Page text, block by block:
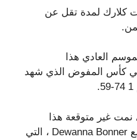
كلارك لمدة تقل عن
في الموسم العادي هذا
نهائي كأس المفوض الذي شهد
غير متوقعة هذا
الموسم ، انفصلت الحمى مع Dewanna Bonner ، التي